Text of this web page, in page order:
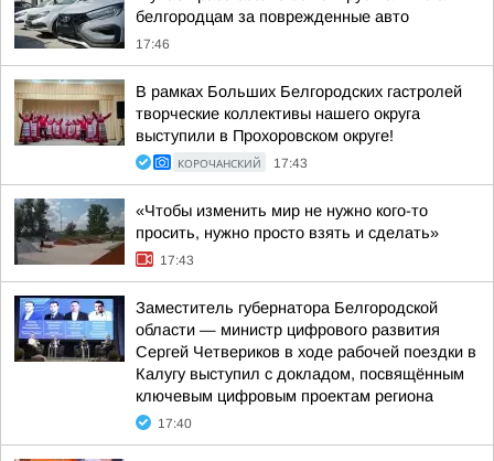
белгородцам за поврежденные авто
17:46
В рамках Больших Белгородских гастролей
творческие коллективы нашего округа
выступили в Прохоровском округе!
КОРОЧАНСКИЙ 17:43
«Чтобы изменить мир не нужно кого-то
просить, нужно просто взять и сделать»
17:43
Заместитель губернатора Белгородской
области — министр цифрового развития
Сергей Четвериков в ходе рабочей поездки в
Калугу выступил с докладом, посвящённым
ключевым цифровым проектам региона
17:40